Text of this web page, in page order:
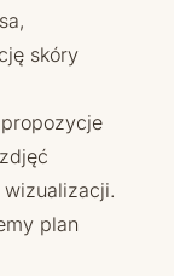
skóry
plan